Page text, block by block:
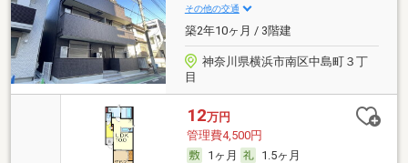
その他の交通
築2年10ヶ月 / 3階建
神奈川県横浜市南区中島町３丁
目
12万円
管理費4,500円
1ヶ月
1.5ヶ月